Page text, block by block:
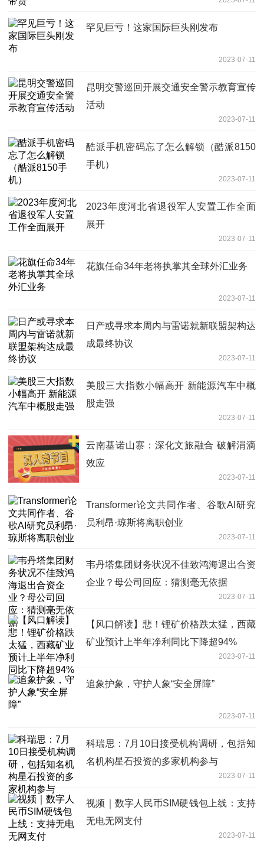
罕见巨亏！这家国际巨头刚发布
2023-07-11
昆明交警巡回开展交通安全警示教育宣传
活动
2023-07-11
酷派手机密码忘了怎么解锁（酷派8150
手机）
2023-07-11
2023年度河北省退役军人安置工作全面
展开
2023-07-11
花旗任命34年老将执掌其全球外汇业务
2023-07-11
日产或寻求本周内与雷诺就新联盟架构达
成最终协议
2023-07-11
美股三大指数小幅高开 新能源汽车中概
股走强
2023-07-11
云南基诺山寨：深化文旅融合 破解涓滴
效应
2023-07-11
Transformer论文共同作者、谷歌AI研究
员利昂·琼斯将离职创业
2023-07-11
韦丹塔集团财务状况不佳致鸿海退出合资
企业？母公司回应：猜测毫无依据
2023-07-11
【风口解读】悲！锂矿价格跌太猛，西藏
矿业预计上半年净利同比下降超94%
2023-07-11
追象护象，守护人象“安全屏障”
2023-07-11
科瑞思：7月10日接受机构调研，包括知
名机构星石投资的多家机构参与
2023-07-11
视频｜数字人民币SIM硬钱包上线：支持
无电无网支付
2023-07-11